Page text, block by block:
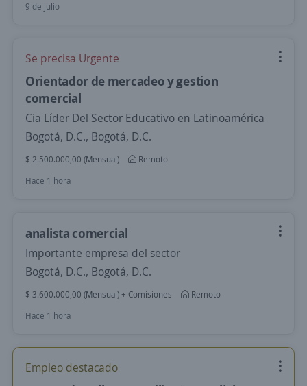
9 de julio
Se precisa Urgente
Orientador de mercadeo y gestion
comercial
Cia Líder Del Sector Educativo en Latinoamérica
Bogotá, D.C., Bogotá, D.C.
$ 2.500.000,00 (Mensual)
Remoto
Hace 1 hora
analista comercial
Importante empresa del sector
Bogotá, D.C., Bogotá, D.C.
$ 3.600.000,00 (Mensual) + Comisiones
Remoto
Hace 1 hora
Empleo destacado